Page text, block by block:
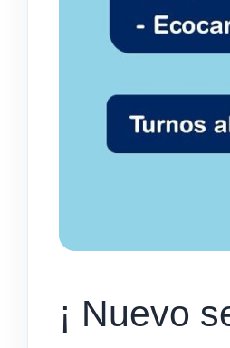
¡ Nuevo